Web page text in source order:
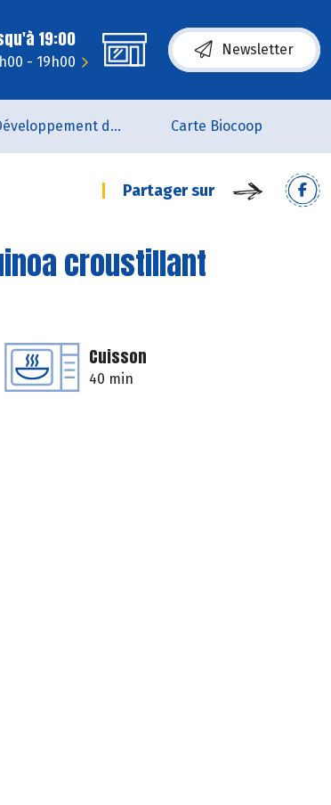
19:00
- 19h00
Newsletter
Développement durable Carte Biocoop
Partager sur
croustillant
Cuisson
40 min